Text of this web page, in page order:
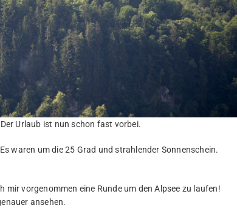
Urlaub ist nun schon fast vorbei.
waren um die 25 Grad und strahlender Sonnenschein.
mir vorgenommen eine Runde um den Alpsee zu laufen!
ansehen.